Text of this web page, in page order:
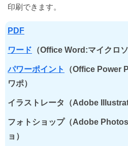
印刷できます。
PDF
ワード （Office Word:マイクロソ
パワーポイント
（Office Power
ワポ）
イラストレータ（Adobe
フォトショップ（Adobe
ョ）